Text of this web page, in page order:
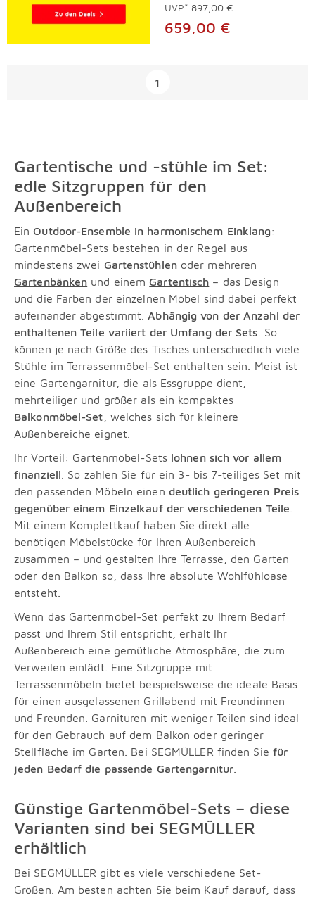
UVP* 897,00 €
659,00 €
1
Gartentische und -stühle im Set:
edle Sitzgruppen für den
Außenbereich
Ein Outdoor-Ensemble in harmonischem Einklang:
Gartenmöbel-Sets bestehen in der Regel aus
mindestens zwei Gartenstühlenoder mehreren
Gartenbänken und einem Gartentisch – das Design
und die Farben der einzelnen Möbel sind dabei perfekt
aufeinander abgestimmt. Abhängig von der Anzahl der
enthaltenen Teile variiert der Umfang der Sets . So
können je nach Größe des Tisches unterschiedlich viele
Stühle im Terrassenmöbel-Set enthalten sein. Meist ist
eine Gartengarnitur, die als Essgruppe dient,
mehrteiliger und größer als ein kompaktes
Balkonmöbel-Set , welches sich für kleinere
Außenbereiche eignet.
Ihr Vorteil: Gartenmöbel-Sets lohnen sich vor allem
finanziell . So zahlen Sie für ein 3- bis 7-teiliges Set mit
den passenden Möbeln einen deutlich geringeren Preis
gegenüber einem Einzelkauf der verschiedenen Teile
Mit einem Komplettkauf haben Sie direkt alle
benötigen Möbelstücke für Ihren Außenbereich
zusammen – und gestalten Ihre Terrasse, den Garten
oder den Balkon so, dass Ihre absolute Wohlfühloase
entsteht.
Wenn das Gartenmöbel-Set perfekt zu Ihrem Bedarf
passt und Ihrem Stil entspricht, erhält Ihr
Außenbereich eine gemütliche Atmosphäre, die zum
Verweilen einlädt. Eine Sitzgruppe mit
Terrassenmöbeln bietet beispielsweise die ideale Basis
für einen ausgelassenen Grillabend mit Freundinnen
und Freunden. Garnituren mit weniger Teilen sind ideal
für den Gebrauch auf dem Balkon oder geringer
Stellfläche im Garten. Bei SEGMÜLLER finden Sie für
jeden Bedarf die passende Gartengarnitur
Günstige Gartenmöbel-Sets – diese
Varianten sind bei SEGMÜLLER
erhältlich
Bei SEGMÜLLER gibt es viele verschiedene Set-
Größen. Am besten achten Sie beim Kauf darauf, dass